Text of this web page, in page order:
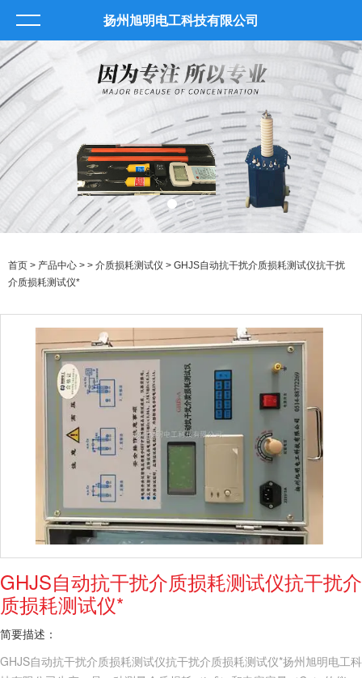
扬州旭明电工科技有限公司
首页 > 产品中心 > > 介质损耗测试仪 > GHJS自动抗干扰介质损耗测试仪抗干扰
介质损耗测试仪*
GHJS自动抗干扰介质损耗测试仪抗干扰介
质损耗测试仪*
简要描述：
GHJS自动抗干扰介质损耗测试仪抗干扰介质损耗测试仪*扬州旭明电工科